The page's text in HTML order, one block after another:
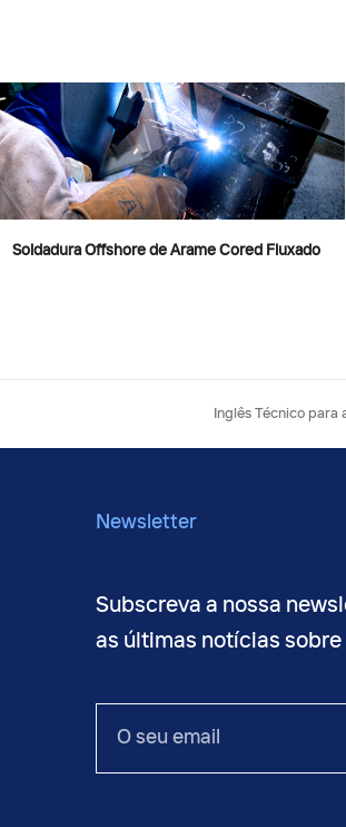
Soldadura Offshore de Arame Cored Fluxado
next
Inglês Técnico
Newsletter
Subscreva a nossa
as últimas notícias
seu